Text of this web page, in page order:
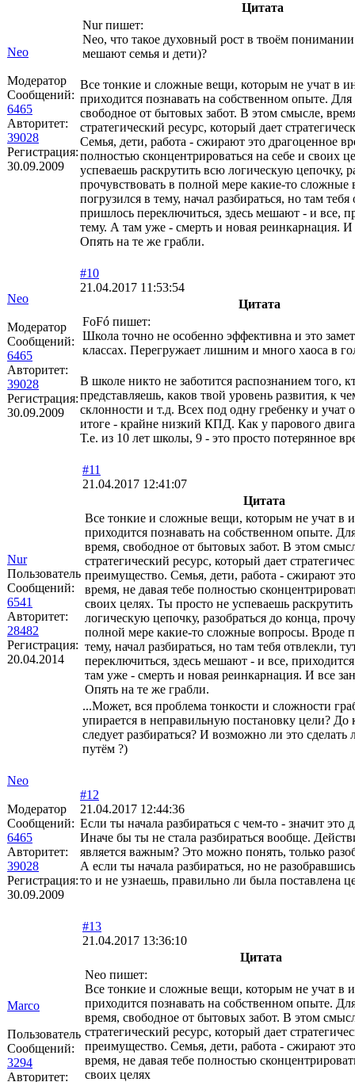
Neo
Модератор
Сообщений:
6465
Авторитет:
39028
Регистрация:
30.09.2009
Цитата
Nur пишет:
Neo, что такое духовный рост в твоём
мешают семья и дети)?
Все тонкие и сложные вещи, которым не учат в
приходится познавать на собственном опыте.
свободное от бытовых забот. В этом смысле,
стратегический ресурс, который дает
Семья, дети, работа - сжирают это драгоценное
полностью сконцентрироваться на себе и своих
успеваешь раскрутить всю логическую цепочку,
прочувствовать в полной мере какие-то
погрузился в тему, начал разбираться, но там тебя
пришлось переключиться, здесь мешают - и все,
тему. А там уже - смерть и новая реинкарнация. И
Опять на те же грабли.
Neo
Модератор
Сообщений:
6465
Авторитет:
39028
Регистрация:
30.09.2009
#10
21.04.2017 11:53:54
Цитата
FoFó пишет:
Школа точно не особенно эффективна и это
классах. Перегружает лишним и много хаоса в
В школе никто не заботится распознанием того,
представляешь, каков твой уровень развития, к
склонности и т.д. Всех под одну гребенку и
итоге - крайне низкий КПД. Как у парового
Т.е. из 10 лет школы, 9 - это просто потерянное
Nur
Пользователь
Сообщений:
6541
Авторитет:
28482
Регистрация:
20.04.2014
#11
21.04.2017 12:41:07
Цитата
Все тонкие и сложные вещи, которым не учат в
приходится познавать на собственном опыте.
время, свободное от бытовых забот. В этом
стратегический ресурс, который дает
преимущество. Семья, дети, работа - сжирают
время, не давая тебе полностью
своих целях. Ты просто не успеваешь
логическую цепочку, разобраться до конца,
полной мере какие-то сложные вопросы. Вроде
тему, начал разбираться, но там тебя отвлекли,
переключиться, здесь мешают - и все,
там уже - смерть и новая реинкарнация. И все
Опять на те же грабли.
...Может, вся проблема тонкости и сложности
упирается в неправильную постановку цели? До
следует разбираться? И возможно ли это
путём ?)
Neo
Модератор
Сообщений:
6465
Авторитет:
39028
Регистрация:
30.09.2009
#12
21.04.2017 12:44:36
Если ты начала разбираться с чем-то - значит это
Иначе бы ты не стала разбираться вообще.
является важным? Это можно понять, только
А если ты начала разбираться, но не
то и не узнаешь, правильно ли была поставлена
Marco
Пользователь
Сообщений:
3294
Авторитет:
#13
21.04.2017 13:36:10
Цитата
Neo пишет:
Все тонкие и сложные вещи, которым не учат в
приходится познавать на собственном опыте.
время, свободное от бытовых забот. В этом
стратегический ресурс, который дает
преимущество. Семья, дети, работа - сжирают
время, не давая тебе полностью
своих целях